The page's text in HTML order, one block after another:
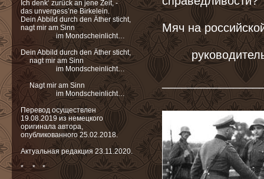
Мяч на
Ich denk‘ zurück an jene Zeit, -
das unvergess’ne Birkelein.
Dein Abbild durch den Äther sticht,
nagt mir am Sinn
im Mondscheinlicht…
Dein Abbild durch den Äther sticht,
nagt mir am Sinn
im Mondscheinlicht…
Nagt mir am Sinn
im Mondscheinlicht…
Перевод осуществлен
19.08.2019 из немецкого
оригинала автора,
опубликованного 25.02.2018.
Актуальная редакция 23.11.2020.
* * *